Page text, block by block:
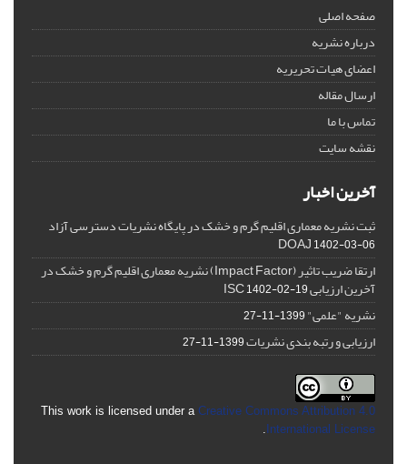
صفحه اصلی
درباره نشریه
اعضای هیات تحریریه
ارسال مقاله
تماس با ما
نقشه سایت
آخرین اخبار
ثبت نشریه معماری اقلیم گرم و خشک در پایگاه نشریات دسترسی آزاد
DOAJ1402-03-06
ارتقا ضریب تاثیر (Impact Factor) نشریه معماری اقلیم گرم و خشک در
آخرین ارزیابی ISC1402-02-19
نشریه "علمی"1399-11-27
ارزیابی و رتبه بندی نشریات1399-11-27
This work is licensed under a Creative Commons Attribution 4.0
International License
.